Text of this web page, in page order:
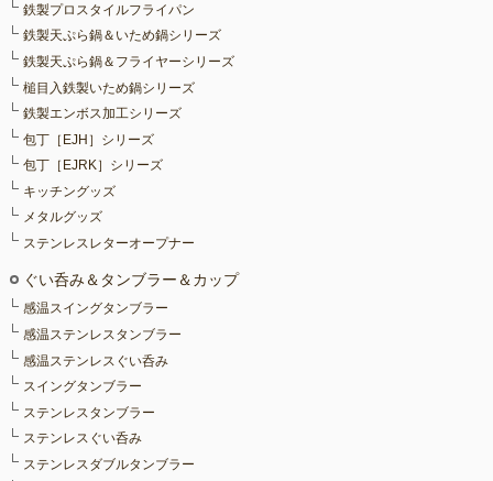
鉄製プロスタイルフライパン
鉄製天ぷら鍋＆いため鍋シリーズ
鉄製天ぷら鍋＆フライヤーシリーズ
槌目入鉄製いため鍋シリーズ
鉄製エンボス加工シリーズ
包丁［EJH］シリーズ
包丁［EJRK］シリーズ
キッチングッズ
メタルグッズ
ステンレスレターオープナー
ぐい呑み＆タンブラー＆カップ
感温スイングタンブラー
感温ステンレスタンブラー
感温ステンレスぐい呑み
スイングタンブラー
ステンレスタンブラー
ステンレスぐい呑み
ステンレスダブルタンブラー